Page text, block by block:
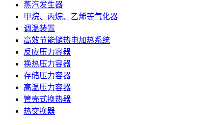
蒸汽发生器
甲烷、丙烷、乙烯等气化器
调温装置
高效节能储热电加热系统
反应压力容器
换热压力容器
存储压力容器
高温压力容器
管壳式换热器
热交换器